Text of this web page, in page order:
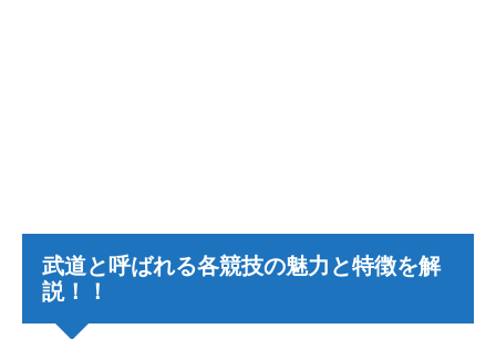
武道と呼ばれる各競技の魅力と特徴を解
説！！